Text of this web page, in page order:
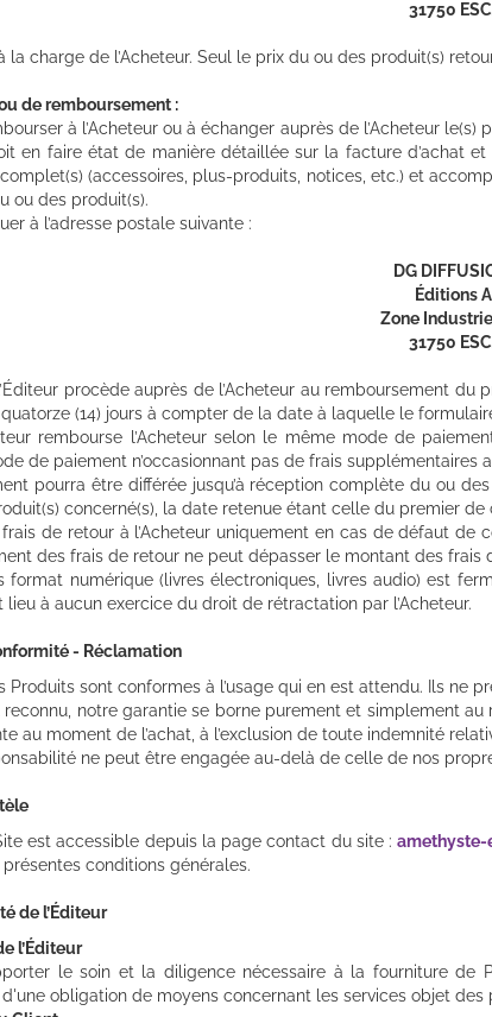
31750
la charge de l’Acheteur. Seul le prix du ou des produit(s)
de remboursement :
à l’Acheteur ou à échanger auprès de l’Acheteur
en faire état de manière détaillée sur la facture d’achat
(accessoires, plus-produits, notices, etc.) et
ou des produit(s).
à l’adresse postale suivante :
DG
Éditions
Zone
31750
procède auprès de l’Acheteur au remboursement
(14) jours à compter de la date à laquelle le
rembourse l’Acheteur selon le même mode de
de paiement n’occasionnant pas de frais supplémentaires
pourra être différée jusqu’à réception complète du ou
concerné(s), la date retenue étant celle du premier de
frais de retour à l’Acheteur uniquement en cas de défaut
des frais de retour ne peut dépasser le montant des frais
format numérique (livres électroniques, livres audio) est
lieu à aucun exercice du droit de rétractation par l’Acheteur.
- Réclamation
Produits sont conformes à l’usage qui en est attendu. Ils
notre garantie se borne purement et simplement
au moment de l’achat, à l’exclusion de toute indemnité
ne peut être engagée au-delà de celle de nos
est accessible depuis la page contact du site :amethyste-
présentes conditions générales.
de l’Éditeur
l’Éditeur
le soin et la diligence nécessaire à la fourniture
d'une obligation de moyens concernant les services objet des